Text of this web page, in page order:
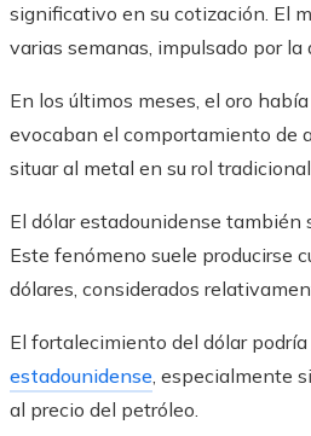
significativo en su cotización. El
varias semanas, impulsado por
En los últimos meses, el oro
evocaban el comportamiento de
situar al metal en su rol
El dólar estadounidense
Este fenómeno suele producirse
dólares, considerados
El fortalecimiento del dólar
estadounidense, especialmente
al precio del petróleo.